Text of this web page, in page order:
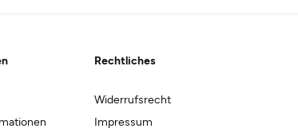
Rechtliches
Widerrufsrecht
Impressum